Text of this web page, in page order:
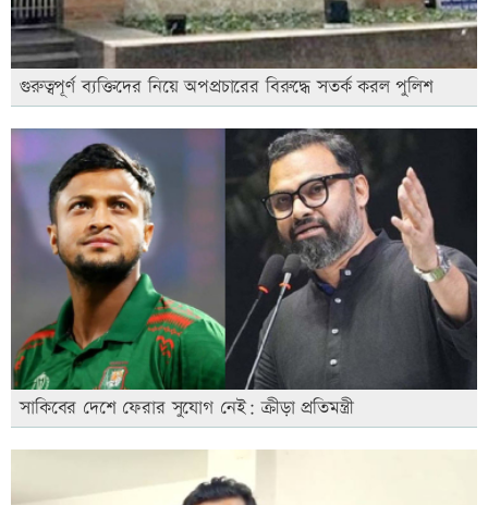
গুরুত্বপূর্ণ ব্যক্তিদের নিয়ে অপপ্রচারের বিরুদ্ধে সতর্ক করল পুলিশ
সাকিবের দেশে ফেরার সুযোগ নেই: ক্রীড়া প্রতিমন্ত্রী